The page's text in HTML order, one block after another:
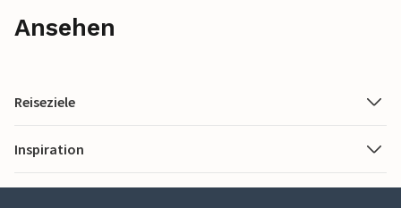
Ansehen
Reiseziele
Inspiration